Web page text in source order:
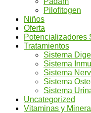
Pilofitogen
Niños
Oferta
Potencializadores
Tratamientos
Sistema
Sistema
Sistema
Sistema
Sistema
Uncategorized
Vitaminas y